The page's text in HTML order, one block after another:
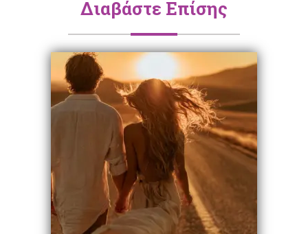
Διαβάστε Επίσης